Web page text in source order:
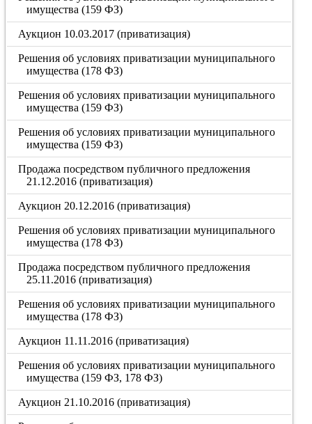
имущества (159 ФЗ)
Аукцион 10.03.2017 (приватизация)
Решения об условиях приватизации муниципального
имущества (178 ФЗ)
Решения об условиях приватизации муниципального
имущества (159 ФЗ)
Решения об условиях приватизации муниципального
имущества (159 ФЗ)
Продажа посредством публичного предложения
21.12.2016 (приватизация)
Аукцион 20.12.2016 (приватизация)
Решения об условиях приватизации муниципального
имущества (178 ФЗ)
Продажа посредством публичного предложения
25.11.2016 (приватизация)
Решения об условиях приватизации муниципального
имущества (178 ФЗ)
Аукцион 11.11.2016 (приватизация)
Решения об условиях приватизации муниципального
имущества (159 ФЗ, 178 ФЗ)
Аукцион 21.10.2016 (приватизация)